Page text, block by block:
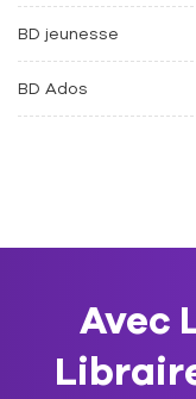
BD jeunesse
BD Ados
Avec